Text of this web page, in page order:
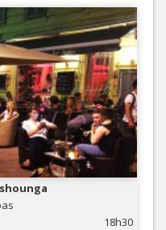
18h30